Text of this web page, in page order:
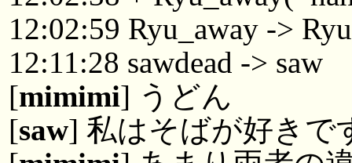
12:02:59 Ryu_away -> Ryu
12:11:28 sawdead -> saw
[mimimi] うどん
[saw] 私はそばが好きで